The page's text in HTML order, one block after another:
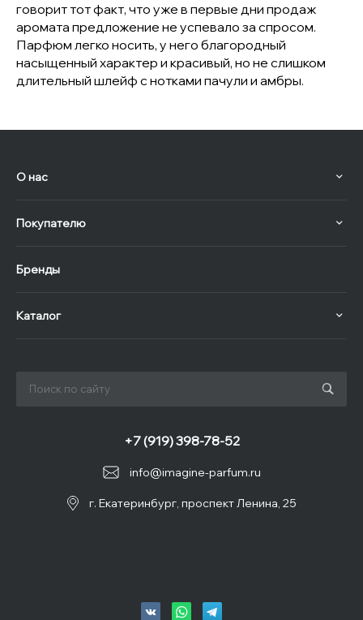
говорит тот факт, что уже в первые дни продаж
аромата предложение не успевало за спросом.
Парфюм легко носить, у него благородный
насыщенный характер и красивый, но не слишком
длительный шлейф с нотками пачули и амбры.
О нас
Покупателю
Бренды
Каталог
info@imagine-parfum.ru
+7 (919) 398-78-52
г. Екатеринбург, проспект Ленина, 25